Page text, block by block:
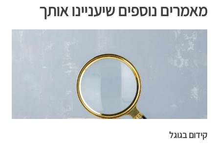
מאמרים נוספים שיעניינו אותך
קידום בגוגל